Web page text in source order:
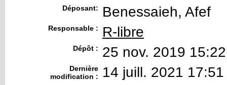
Déposant: Benessaieh, Afef
Responsable : R-libre
Dépôt : 25 nov. 2019 15:22
Dernière
modification :
14 juill. 2021 17:51